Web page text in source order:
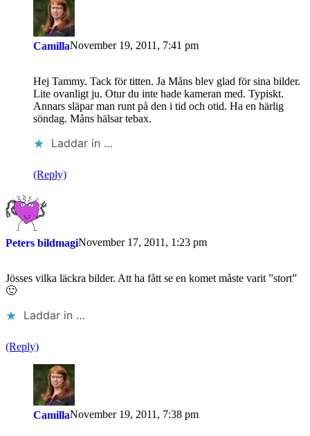
CamillaNovember 19, 2011, 7:41 pm
Hej Tammy. Tack för titten. Ja Måns blev glad för sina bilder.
Lite ovanligt ju. Otur du inte hade kameran med. Typiskt.
Annars släpar man runt på den i tid och otid. Ha en härlig
söndag. Måns hälsar tebax.
Laddar in …
(Reply)
Peters bildmagiNovember 17, 2011, 1:23 pm
Jösses vilka läckra bilder. Att ha fått se en komet måste varit ”stort”
🙂
Laddar in …
(Reply)
CamillaNovember 19, 2011, 7:38 pm